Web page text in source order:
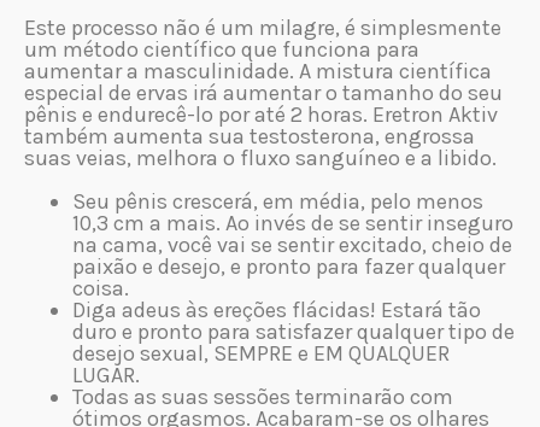
Este processo não é um milagre, é simplesmente
um método científico que funciona para
aumentar a masculinidade. A mistura científica
especial de ervas irá aumentar o tamanho do seu
pênis e endurecê-lo por até 2 horas. Eretron Aktiv
também aumenta sua testosterona, engrossa
suas veias, melhora o fluxo sanguíneo e a libido.
Seu pênis crescerá, em média, pelo menos
10,3 cm a mais. Ao invés de se sentir inseguro
na cama, você vai se sentir excitado, cheio de
paixão e desejo, e pronto para fazer qualquer
coisa.
Diga adeus às ereções flácidas! Estará tão
duro e pronto para satisfazer qualquer tipo de
desejo sexual, SEMPRE e EM QUALQUER
LUGAR.
Todas as suas sessões terminarão com
ótimos orgasmos. Acabaram-se os olhares